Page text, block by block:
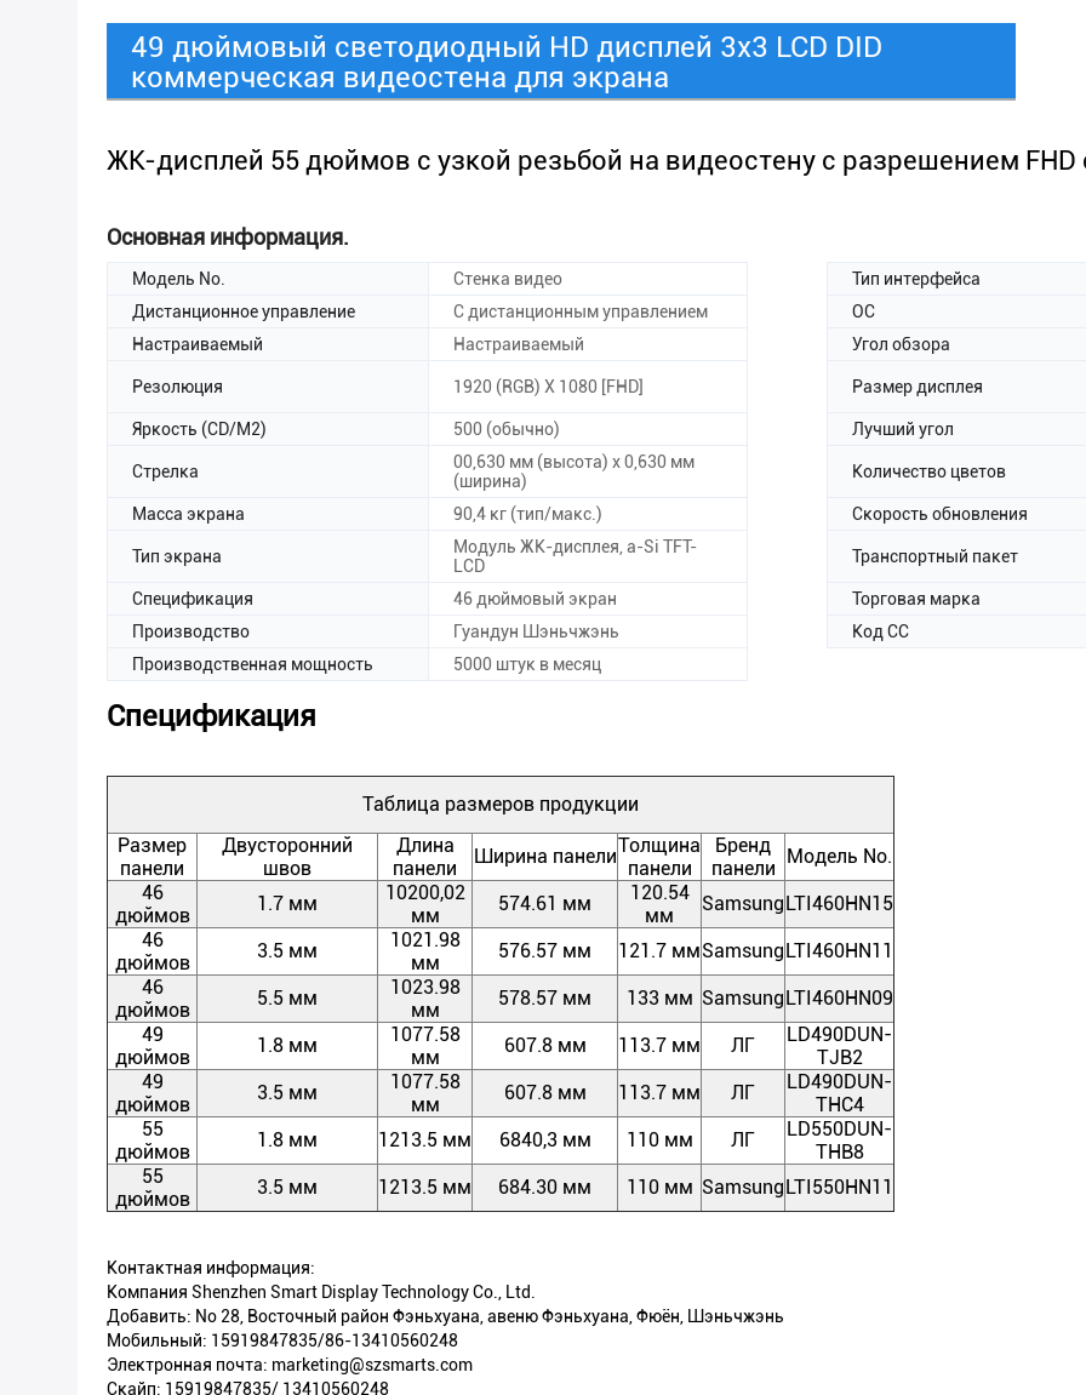
49 дюймовый светодиодный HD дисплей 3x3 LCD DID
коммерческая видеостена для экрана
ЖК-дисплей 55 дюймов с узкой резьбой на видеостену с разрешением
Основная информация.
Модель No. Стенка видео Тип интерфейса
Дистанционное управление
С дистанционным управлением ОС
Настраиваемый
Настраиваемый Угол обзора
Резолюция 1920 (RGB) X 1080 [FHD] Размер дисплея
Яркость (CD/M2)
500 (обычно) Лучший угол
Стрелка
00,630 мм (высота) х 0,630 мм
(ширина)
Количество цветов
Масса экрана 90,4 кг (тип/макс.) Скорость обновления
Тип экрана
Модуль ЖК-дисплея, a-Si TFT-
LCD
Транспортный пакет
Спецификация
46 дюймовый экран Торговая марка
Производство
Гуандун Шэньчжэнь Код СС
Производственная мощность
5000 штук в месяц
Спецификация
Таблица размеров продукции
Размер
панели
Двусторонний
швов
Длина
панели
Ширина панелиТолщина
панели
Бренд
панели
Модель No.
46
дюймов
1.7 мм
10200,02
мм
574.61 мм
120.54
мм
SamsungLTI460HN15
46
дюймов
3.5 мм
1021.98
мм
576.57 мм 121.7 ммSamsungLTI460HN11
46
дюймов
5.5 мм
1023.98
мм
578.57 мм 133 мм SamsungLTI460HN09
49
дюймов
1.8 мм
1077.58
мм
607.8 мм 113.7 мм ЛГ
LD490DUN-
TJB2
49
дюймов
3.5 мм
1077.58
мм
607.8 мм 113.7 мм ЛГ
LD490DUN-
THC4
55
дюймов
1.8 мм 1213.5 мм 6840,3 мм 110 мм ЛГ
LD550DUN-
THB8
55
дюймов
3.5 мм 1213.5 мм 684.30 мм 110 мм SamsungLTI550HN11
Контактная информация:
Компания Shenzhen Smart Display Technology Co., Ltd.
Добавить: No 28, Восточный район Фэньхуана, авеню Фэньхуана, Фюён, Шэньчжэнь
Мобильный: 15919847835/86-13410560248
Электронная почта: marketing@szsmarts.com
Скайп: 15919847835/ 13410560248